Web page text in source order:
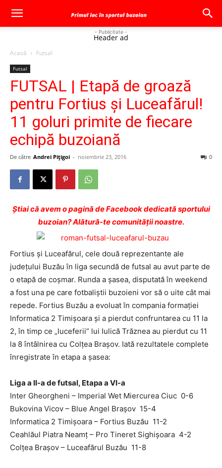
- Publicitate -
Header ad
Acasă Futsal
Futsal
FUTSAL | Etapă de groază
pentru Fortius şi Luceafărul!
11 goluri primite de fiecare
echipă buzoiană
De către Andrei Pițigoi - noiembrie 23, 2016 0
Ştiai că avem o pagină de Facebook dedicată sportului
buzoian? Alătură-te comunității noastre.
Fortius şi Luceafărul, cele două reprezentante ale
judeţului Buzău în liga secundă de futsal au avut parte de
o etapă de coşmar. Runda a şasea, disputată în weekend
a fost una pe care fotbaliştii buzoieni vor să o uite cât mai
repede. Fortius Buzău a evoluat în compania formaţiei
Informatica 2 Timişoara şi a pierdut confruntarea cu 11 la
2, în timp ce „luceferii” lui Iulică Trăznea au pierdut cu 11
la 8 întâlnirea cu Colţea Braşov. Iată rezultatele complete
înregistrate în etapa a şasea:
Liga a II-a de futsal, Etapa a VI-a
Inter Gheorgheni – Imperial Wet Miercurea Ciuc 0-6
Bukovina Vicov – Blue Angel Braşov 15-4
Informatica 2 Timişoara – Fortius Buzău 11-2
Ceahlăul Piatra Neamţ – Pro Tineret Sighişoara 4-2
Colţea Braşov – Luceafărul Buzău 11-8